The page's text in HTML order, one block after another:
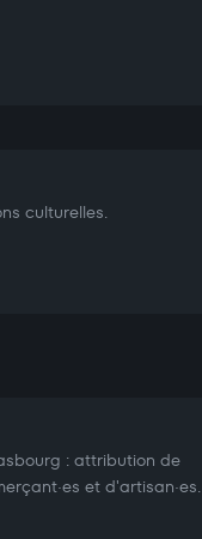
culturelles.
: attribution de
et d'artisan·es.